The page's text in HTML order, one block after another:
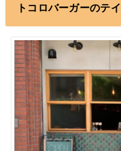
トコロバーガーのテ